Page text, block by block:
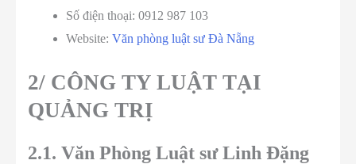
Số điện thoại: 0912 987 103
Website: Văn phòng luật sư Đà Nẵng
2/ CÔNG TY LUẬT TẠI
QUẢNG TRỊ
2.1. Văn Phòng Luật sư Linh Đặng